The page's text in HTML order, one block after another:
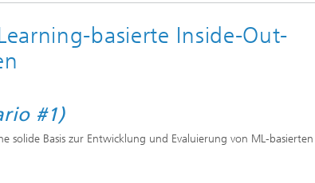
basierte Inside-Out-
#1)
solide Basis zur Entwicklung und Evaluierung von ML-basierten